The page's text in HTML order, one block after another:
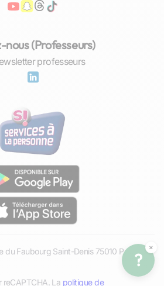
nous (Professeurs)
professeurs
du Faubourg Saint-Denis 75010 Paris ·
La politique de
?
×